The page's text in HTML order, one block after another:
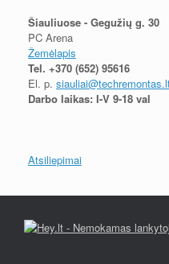
Šiauliuose - Gegužių g. 30
PC Arena
Žemėlapis
Tel. +370 (652) 95616
El. p.
Darbo laikas: I-V 9-18 val
Atsiliepimai